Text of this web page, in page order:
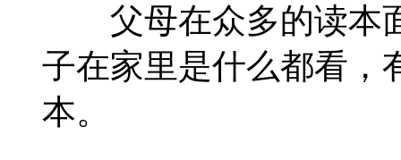
父母在众多的读本
子在家里是什么都看，
本。